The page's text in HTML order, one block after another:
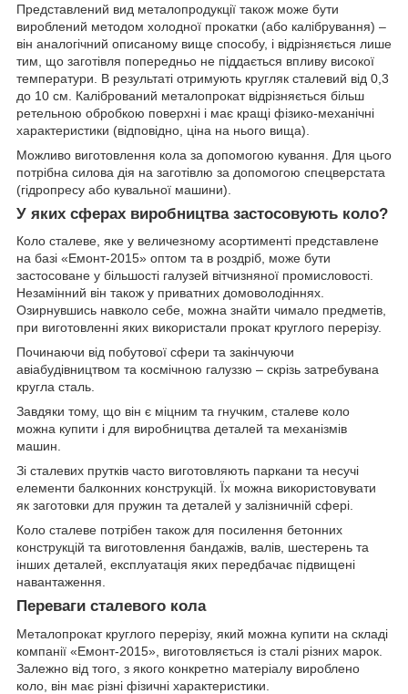
Представлений вид металопродукції також може бути
вироблений методом холодної прокатки (або калібрування) –
він аналогічний описаному вище способу, і відрізняється лише
тим, що заготівля попередньо не піддається впливу високої
температури. В результаті отримують кругляк сталевий від 0,3
до 10 см. Калібрований металопрокат відрізняється більш
ретельною обробкою поверхні і має кращі фізико-механічні
характеристики (відповідно, ціна на нього вища).
Можливо виготовлення кола за допомогою кування. Для цього
потрібна силова дія на заготівлю за допомогою спецверстата
(гідропресу або кувальної машини).
У яких сферах виробництва застосовують коло?
Коло сталеве, яке у величезному асортименті представлене
на базі «Емонт-2015» оптом та в роздріб, може бути
застосоване у більшості галузей вітчизняної промисловості.
Незамінний він також у приватних домоволодіннях.
Озирнувшись навколо себе, можна знайти чимало предметів,
при виготовленні яких використали прокат круглого перерізу.
Починаючи від побутової сфери та закінчуючи
авіабудівництвом та космічною галуззю – скрізь затребувана
кругла сталь.
Завдяки тому, що він є міцним та гнучким, сталеве коло
можна купити і для виробництва деталей та механізмів
машин.
Зі сталевих прутків часто виготовляють паркани та несучі
елементи балконних конструкцій. Їх можна використовувати
як заготовки для пружин та деталей у залізничній сфері.
Коло сталеве потрібен також для посилення бетонних
конструкцій та виготовлення бандажів, валів, шестерень та
інших деталей, експлуатація яких передбачає підвищені
навантаження.
Переваги сталевого кола
Металопрокат круглого перерізу, який можна купити на складі
компанії «Емонт-2015», виготовляється із сталі різних марок.
Залежно від того, з якого конкретно матеріалу вироблено
коло, він має різні фізичні характеристики.